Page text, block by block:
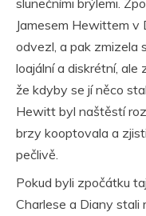
Jamesem Hewittem v
odvezl, a pak zmizela
loajální a diskrétní, ale
že kdyby se jí něco
Hewitt byl naštěstí
brzy kooptovala a
pečlivě.
Pokud byli zpočátku
Charlese a Diany stali